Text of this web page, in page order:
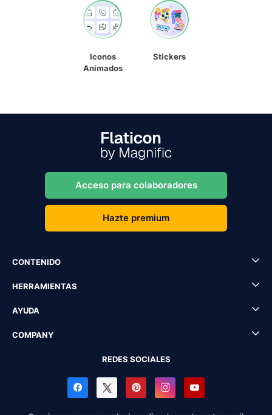
Iconos
Animados
Stickers
Acceso para colaboradores
Hazte premium
CONTENIDO
HERRAMIENTAS
AYUDA
COMPANY
REDES SOCIALES